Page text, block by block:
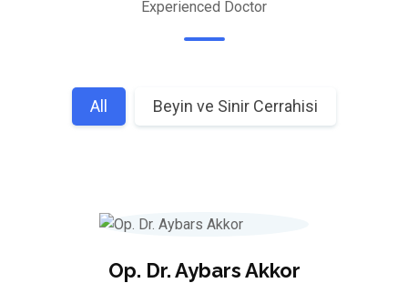
Experienced Doctor
All Beyin ve Sinir Cerrahisi
Op. Dr. Aybars Akkor